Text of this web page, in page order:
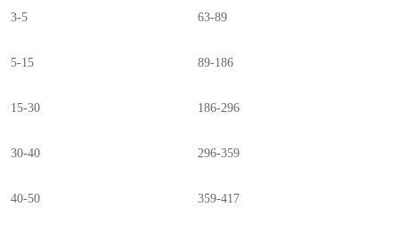
3-5 63-89
5-15 89-186
15-30 186-296
30-40 296-359
40-50 359-417